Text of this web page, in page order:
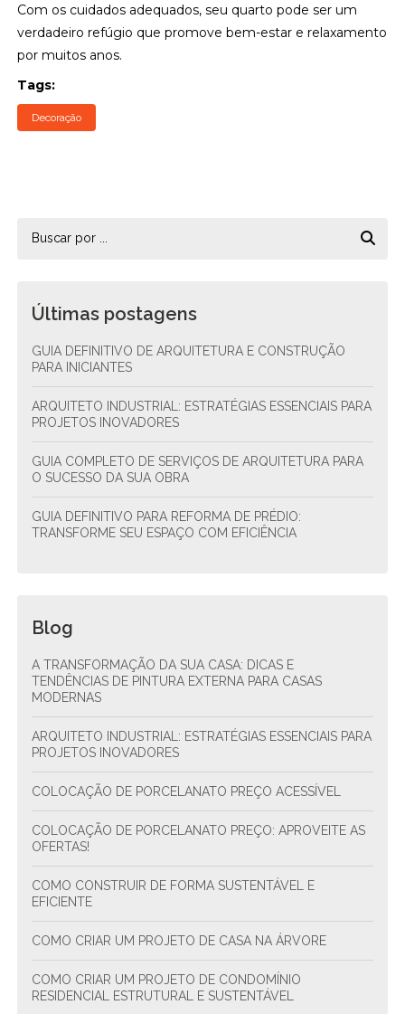
Com os cuidados adequados, seu quarto pode ser um
verdadeiro refúgio que promove bem-estar e relaxamento
por muitos anos.
Tags:
Decoração
Últimas postagens
GUIA DEFINITIVO DE ARQUITETURA E CONSTRUÇÃO
PARA INICIANTES
ARQUITETO INDUSTRIAL: ESTRATÉGIAS ESSENCIAIS PARA
PROJETOS INOVADORES
GUIA COMPLETO DE SERVIÇOS DE ARQUITETURA PARA
O SUCESSO DA SUA OBRA
GUIA DEFINITIVO PARA REFORMA DE PRÉDIO:
TRANSFORME SEU ESPAÇO COM EFICIÊNCIA
Blog
A TRANSFORMAÇÃO DA SUA CASA: DICAS E
TENDÊNCIAS DE PINTURA EXTERNA PARA CASAS
MODERNAS
ARQUITETO INDUSTRIAL: ESTRATÉGIAS ESSENCIAIS PARA
PROJETOS INOVADORES
COLOCAÇÃO DE PORCELANATO PREÇO ACESSÍVEL
COLOCAÇÃO DE PORCELANATO PREÇO: APROVEITE AS
OFERTAS!
COMO CONSTRUIR DE FORMA SUSTENTÁVEL E
EFICIENTE
COMO CRIAR UM PROJETO DE CASA NA ÁRVORE
COMO CRIAR UM PROJETO DE CONDOMÍNIO
RESIDENCIAL ESTRUTURAL E SUSTENTÁVEL